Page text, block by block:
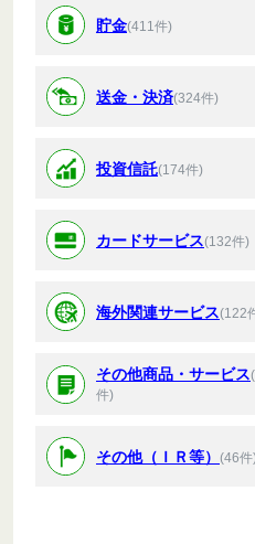
貯金(411件)
送金・決済(324件)
投資信託(174件)
カードサービス(132件)
海外関連サービス(122
その他商品・サービス
件)
その他（ＩＲ等） (46件